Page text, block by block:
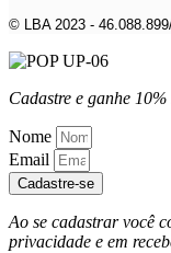
© LBA 2023 -
Cadastre e ganhe
Nome
Email
Cadastre-se
Ao se cadastrar você
privacidade e em